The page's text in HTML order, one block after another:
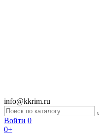
info@kkrim.ru
Войти 0
0+